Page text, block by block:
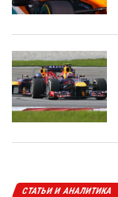
СТАТЬИ И АНАЛИТИКА